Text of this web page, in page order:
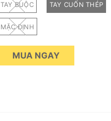
TAY BUỘC TAY CUỐN THÉP
MẶC ĐỊNH
MUA NGAY